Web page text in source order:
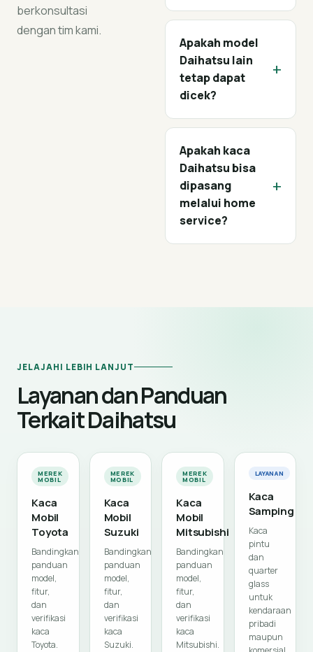
berkonsultasi
dengan tim kami.
Apakah model
Daihatsu lain
tetap dapat
dicek?
+
Apakah kaca
Daihatsu bisa
dipasang
melalui home
service?
+
JELAJAHI LEBIH LANJUT
Layanan dan Panduan
Terkait Daihatsu
MEREK
MOBIL
Kaca
Mobil
Toyota
Bandingkan
panduan
model,
fitur,
dan
verifikasi
kaca
Toyota.
MEREK
MOBIL
Kaca
Mobil
Suzuki
Bandingkan
panduan
model,
fitur,
dan
verifikasi
kaca
Suzuki.
MEREK
MOBIL
Kaca
Mobil
Mitsubishi
Bandingkan
panduan
model,
fitur,
dan
verifikasi
kaca
Mitsubishi.
LAYANAN
Kaca
Samping
Kaca
pintu
dan
quarter
glass
untuk
kendaraan
pribadi
maupun